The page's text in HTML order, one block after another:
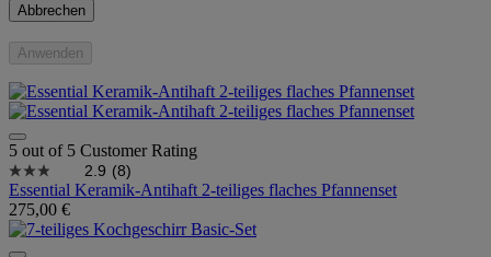
Abbrechen
Anwenden
5 out of 5 Customer Rating
2.9 (8)
Essential Keramik-Antihaft 2-teiliges flaches Pfannenset
275,00 €